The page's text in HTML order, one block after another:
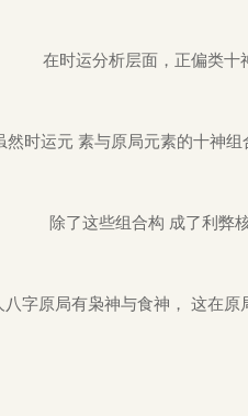
在时运分析层面，正偏类十
然时运元 素与原局元素的十神
除了这些组合构 成了利弊
八字原局有枭神与食神， 这在